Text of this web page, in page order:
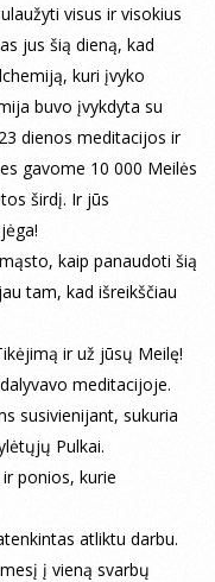
visus ir visokius
jus šią dieną, kad
kuri įvyko
buvo įvykdyta su
dienos meditacijos ir
gavome 10 000 Meilės
širdį. Ir jūs
kaip panaudoti šią
tam, kad išreikščiau
ir už jūsų Meilę!
meditacijoje.
susivienijant, sukuria
Pulkai.
ponios, kurie
atliktu darbu.
į vieną svarbų